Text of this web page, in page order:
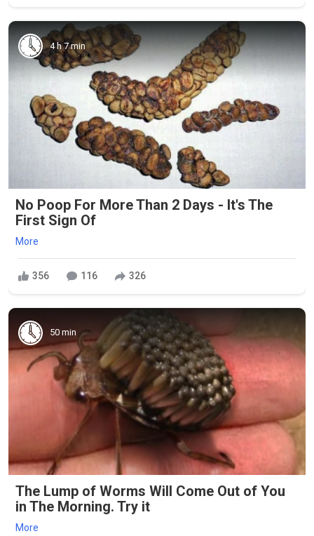
4 h 7 min
No Poop For More Than 2 Days - It's The
First Sign Of
More
356 116 326
50 min
The Lump of Worms Will Come Out of You
in The Morning. Try it
More